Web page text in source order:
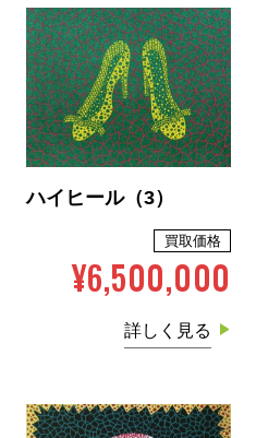
ハイヒール（3）
買取価格
¥6,500,000
詳しく見る